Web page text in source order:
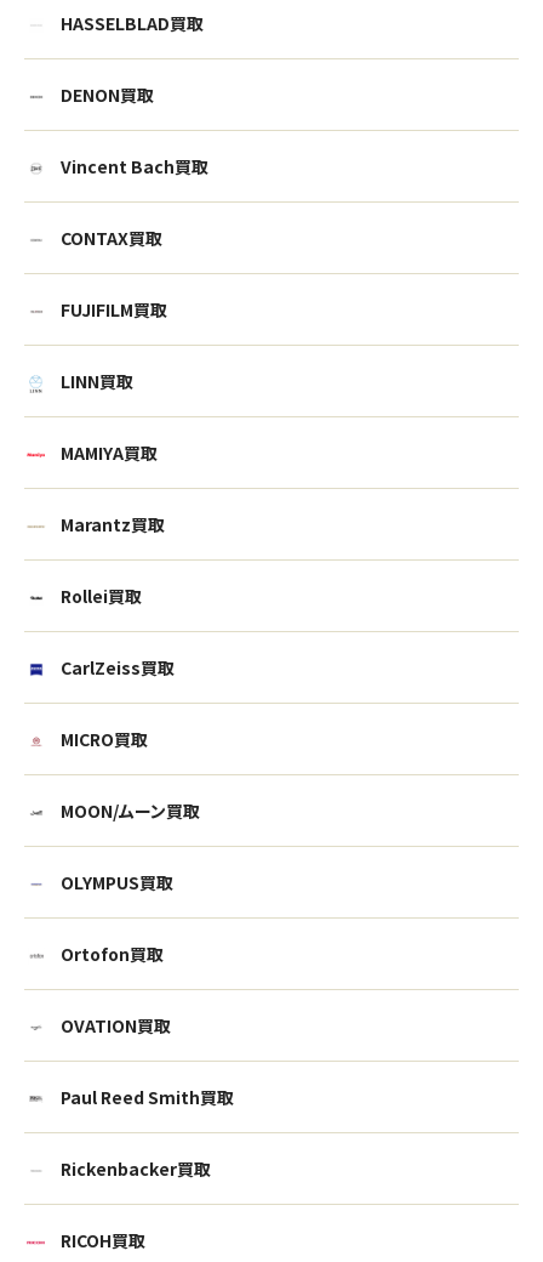
ウェブから1分
かんたん査定見積
HASSELBLAD買取
DENON買取
Vincent Bach買取
CONTAX買取
FUJIFILM買取
LINN買取
MAMIYA買取
Marantz買取
Rollei買取
CarlZeiss買取
MICRO買取
MOON/ムーン買取
OLYMPUS買取
Ortofon買取
OVATION買取
Paul Reed Smith買取
Rickenbacker買取
RICOH買取